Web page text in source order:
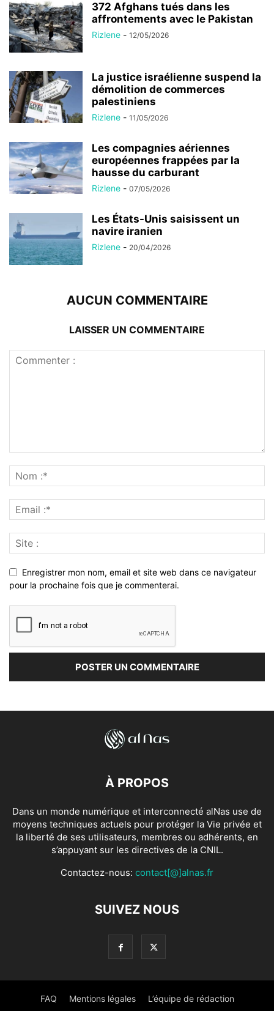
372 Afghans tués dans les
affrontements avec le Pakistan
Rizlene - 12/05/2026
La justice israélienne suspend la
démolition de commerces
palestiniens
Rizlene - 11/05/2026
Les compagnies aériennes
européennes frappées par la
hausse du carburant
Rizlene - 07/05/2026
Les États-Unis saisissent un
navire iranien
Rizlene - 20/04/2026
AUCUN COMMENTAIRE
LAISSER UN COMMENTAIRE
Enregistrer mon nom, email et site web dans ce navigateur
pour la prochaine fois que je commenterai.
À PROPOS
Dans un monde numérique et interconnecté alNas use de
moyens techniques actuels pour protéger la Vie privée et
la liberté de ses utilisateurs, membres ou adhérents, en
s’appuyant sur les directives de la CNIL.
Contactez-nous: contact[@]alnas.fr
SUIVEZ NOUS
FAQ Mentions légales L’équipe de rédaction